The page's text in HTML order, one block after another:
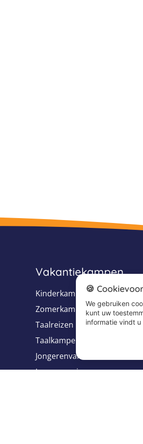
Vakantiekampen
Kinderkampen
Zomerkampen
Taalreizen
Taalkampen
Jongerenvakanties
Jongerenreizen
🍪
We gebruiken
kunt uw
informatie vindt u